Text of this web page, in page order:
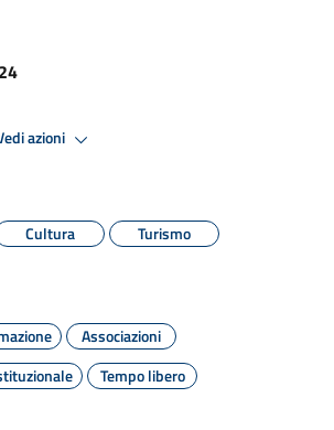
azioni
Cultura Turismo
Associazioni
Tempo libero